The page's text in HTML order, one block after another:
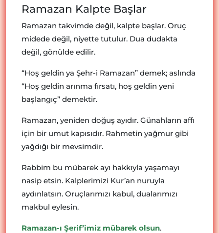
Ramazan Kalpte Başlar
Ramazan takvimde değil, kalpte başlar. Oruç
midede değil, niyette tutulur. Dua dudakta
değil, gönülde edilir.
“Hoş geldin ya Şehr-i Ramazan” demek; aslında
“Hoş geldin arınma fırsatı, hoş geldin yeni
başlangıç” demektir.
Ramazan, yeniden doğuş ayıdır. Günahların affı
için bir umut kapısıdır. Rahmetin yağmur gibi
yağdığı bir mevsimdir.
Rabbim bu mübarek ayı hakkıyla yaşamayı
nasip etsin. Kalplerimizi Kur’an nuruyla
aydınlatsın. Oruçlarımızı kabul, dualarımızı
makbul eylesin.
Ramazan-ı Şerif’imiz mübarek olsun.